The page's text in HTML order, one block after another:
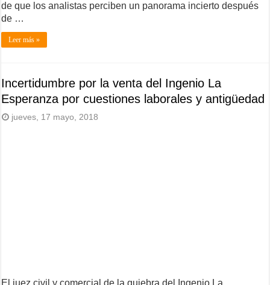
de que los analistas perciben un panorama incierto después
de …
Leer más »
Incertidumbre por la venta del Ingenio La
Esperanza por cuestiones laborales y antigüedad
jueves, 17 mayo, 2018
El juez civil y comercial de la quiebra del Ingenio La